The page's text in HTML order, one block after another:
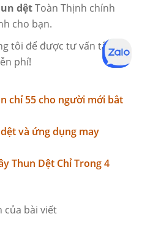
dệtToàn Thịnh chính
cho bạn.
tôi để được tư vấn tận
phí!
chỉ 55 cho người mới bắt
và ứng dụng may
Thun Dệt Chỉ Trong 4
của bài viết